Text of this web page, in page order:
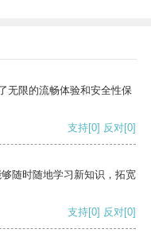
无限的流畅体验和安全性保
支持[0] 反对[0]
随时随地学习新知识，拓宽
支持[0] 反对[0]